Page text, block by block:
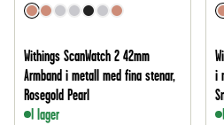
Withings ScanWatch 2 42mm
Armband i metall med fina stenar,
Rosegold Pearl
I lager
i